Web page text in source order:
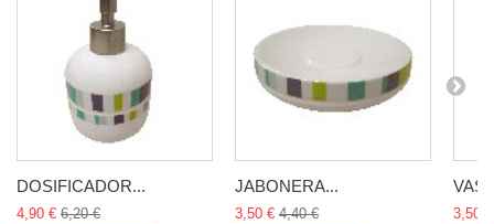
DOSIFICADOR...
4,90 € 6,20 €
JABONERA...
3,50 € 4,40 € 3,50 €